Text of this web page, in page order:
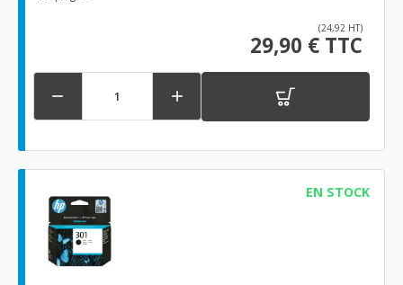
(24,92 HT)
29,90 € TTC
 
EN STOCK